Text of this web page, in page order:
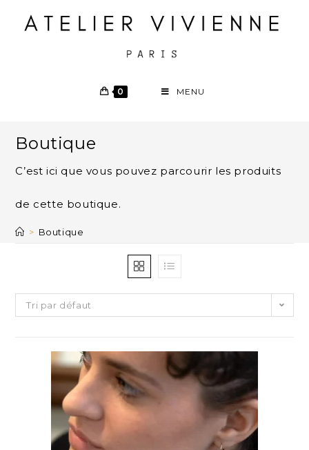
0 MENU
Boutique
C’est ici que vous pouvez parcourir les produits
de cette boutique.
> Boutique
Tri par défaut